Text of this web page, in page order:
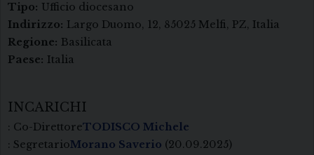
Tipo: Ufficio diocesano
Indirizzo: Largo Duomo, 12, 85025 Melfi, PZ, Italia
Regione: Basilicata
Paese: Italia
INCARICHI
TODISCO Michele
: Co-Direttore
Morano Saverio
: Segretario
(20.09.2025)